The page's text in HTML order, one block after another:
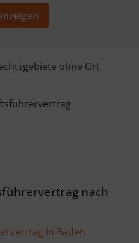
ohne Ort
nach
in Baden